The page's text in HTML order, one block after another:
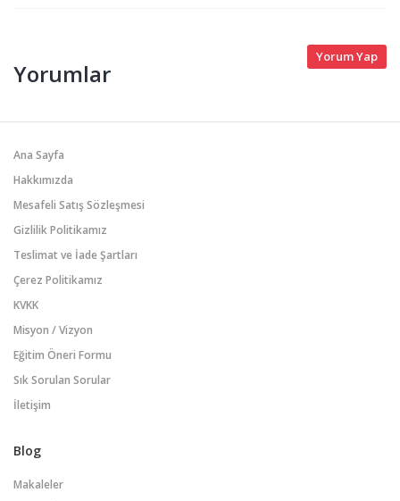
Yorumlar
Yorum Yap
Ana Sayfa
Hakkımızda
Mesafeli Satış Sözleşmesi
Gizlilik Politikamız
Teslimat ve İade Şartları
Çerez Politikamız
KVKK
Misyon / Vizyon
Eğitim Öneri Formu
Sık Sorulan Sorular
İletişim
Blog
Makaleler